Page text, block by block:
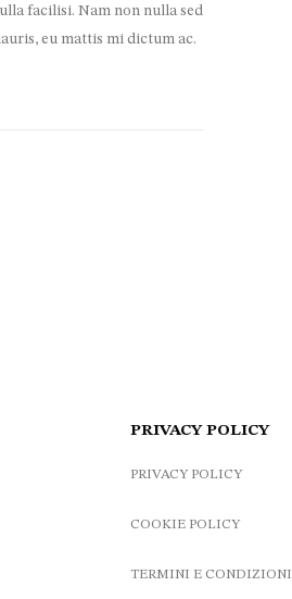
facilisi. Nam non nulla sed
eu mattis mi dictum ac.
PRIVACY POLICY
PRIVACY POLICY
COOKIE POLICY
TERMINI E CONDIZIONI